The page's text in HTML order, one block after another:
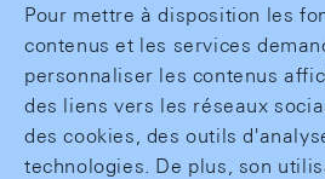
Pour mettre à disposition les
contenus et les services
personnaliser les contenus
des liens vers les réseaux
des cookies, des outils
technologies. De plus, son